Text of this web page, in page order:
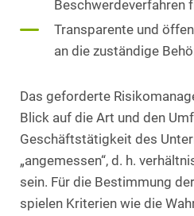
Beschwerdeverfahren
Transparente und
an die zuständige
Das geforderte
Blick auf die Art und den
Geschäftstätigkeit des
„angemessen“, d. h.
sein. Für die Bestimmung
spielen Kriterien wie die